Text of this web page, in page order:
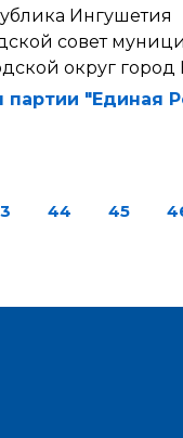
Ингушетия
совет
округ город
партии "Единая
44 45